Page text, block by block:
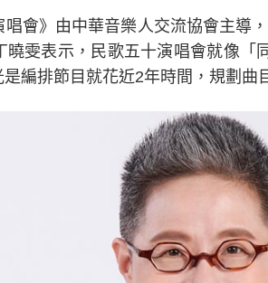
唱會》由中華音樂人交流協會主導
曉雯表示，民歌五十演唱會就像「
編排節目就花近2年時間，規劃曲